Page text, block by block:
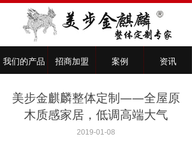
我们的产品 招商加盟 案例 资讯
美步金麒麟整体定制——全屋原
木质感家居，低调高端大气
2019-01-08